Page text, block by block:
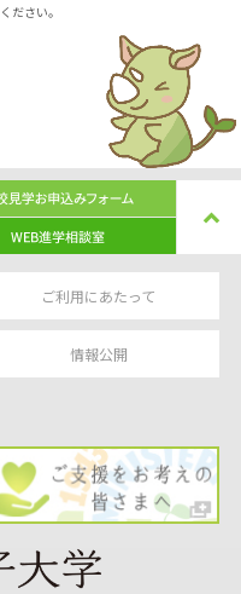
ださい。
ご利用にあたって
情報公開